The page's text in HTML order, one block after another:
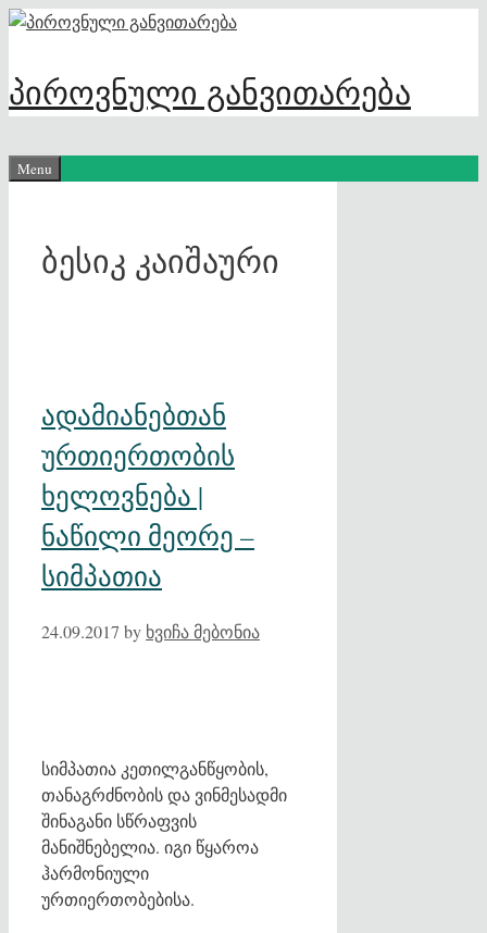
Skip
content
პიროვნული განვითარება
Menu
ბესიკ კაიშაური
ადამიანებთან
ურთიერთობის
ხელოვნება |
ნაწილი მეორე –
სიმპათია
24.09.2017 by ხვიჩა მებონია
სიმპათია კეთილგანწყობის,
თანაგრძნობის და ვინმესადმი
შინაგანი სწრაფვის
მანიშნებელია. იგი წყაროა
ჰარმონიული
ურთიერთობებისა.